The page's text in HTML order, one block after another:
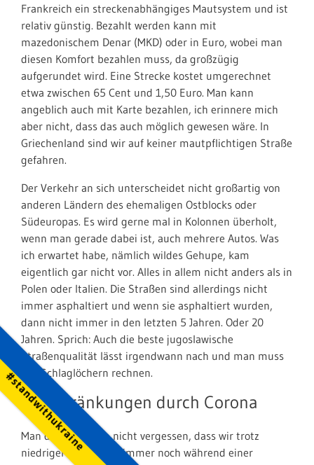
#standwithukraine
Frankreich ein streckenabhängiges Mautsystem und ist
relativ günstig. Bezahlt werden kann mit
mazedonischem Denar (MKD) oder in Euro, wobei man
diesen Komfort bezahlen muss, da großzügig
aufgerundet wird. Eine Strecke kostet umgerechnet
etwa zwischen 65 Cent und 1,50 Euro. Man kann
angeblich auch mit Karte bezahlen, ich erinnere mich
aber nicht, dass das auch möglich gewesen wäre. In
Griechenland sind wir auf keiner mautpflichtigen Straße
gefahren.
Der Verkehr an sich unterscheidet nicht großartig von
anderen Ländern des ehemaligen Ostblocks oder
Südeuropas. Es wird gerne mal in Kolonnen überholt,
wenn man gerade dabei ist, auch mehrere Autos. Was
ich erwartet habe, nämlich wildes Gehupe, kam
eigentlich gar nicht vor. Alles in allem nicht anders als in
Polen oder Italien. Die Straßen sind allerdings nicht
immer asphaltiert und wenn sie asphaltiert wurden,
dann nicht immer in den letzten 5 Jahren. Oder 20
Jahren. Sprich: Auch die beste jugoslawische
Straßenqualität lässt irgendwann nach und man muss
mit Schlaglöchern rechnen.
Einschränkungen durch Corona
Man darf natürlich nicht vergessen, dass wir trotz
niedriger Inzidenzen immer noch während einer